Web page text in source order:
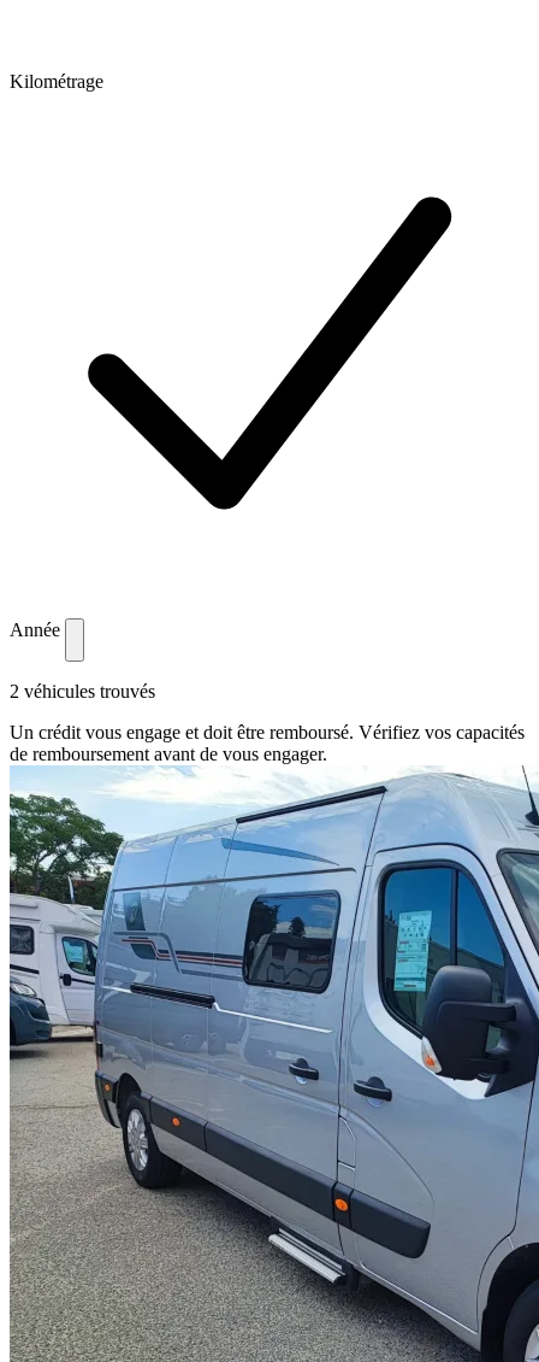
Kilométrage
Année
2 véhicules trouvés
Un crédit vous engage et doit être remboursé. Vérifiez vos capacités
de remboursement avant de vous engager.